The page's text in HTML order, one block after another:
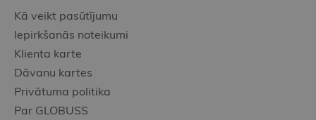
Kā veikt pasūtījumu
Iepirkšanās noteikumi
Klienta karte
Dāvanu kartes
Privātuma politika
Par GLOBUSS